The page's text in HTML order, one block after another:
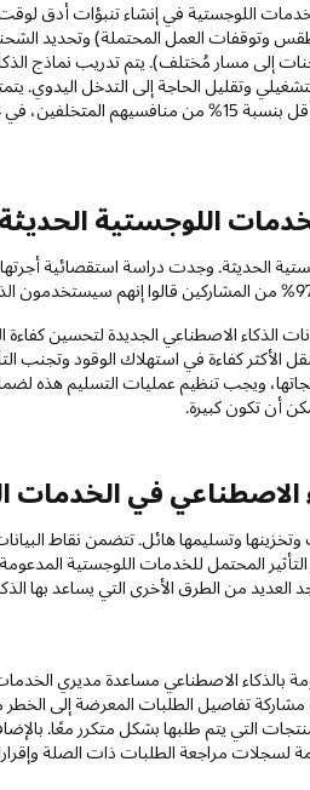
اللوجستية في إنشاء تنبؤات أدق لوقت
وتوقفات العمل المحتملة) وتحديد
إلى مسار مُختلف). يتم تدريب نماذج
وتقليل الحاجة إلى التدخل اليدوي.
بنسبة 35%، وفقًا إلى
اللوجستية الحديثة
الذكاء الاصطناعي الجديدة لتحسين
الأكثر كفاءة في استهلاك الوقود وتجنب
ويجب تنظيم عمليات التسليم
أن تكون كبيرة.
الاصطناعي في الخدمات
وتسليمها هائل. تتضمن نقاط
المحتمل للخدمات اللوجستية
من الطرق الأخرى التي يساعد بها
بالذكاء الاصطناعي مساعدة مديري
تفاصيل الطلبات المعرضة إلى الخطر
التي يتم طلبها بشكل متكرر معًا.
مراجعة الطلبات ذات الصلة وإقرارات